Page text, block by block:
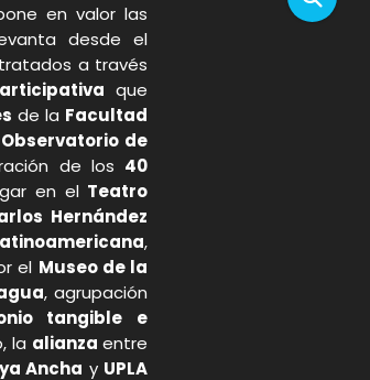
en valor las
desde el
a través
que
de la Facultad
Observatorio de
de los 40
en el Teatro
Hernández
,
el Museo de la
, agrupación
tangible e
la alianza entre
Ancha y UPLA